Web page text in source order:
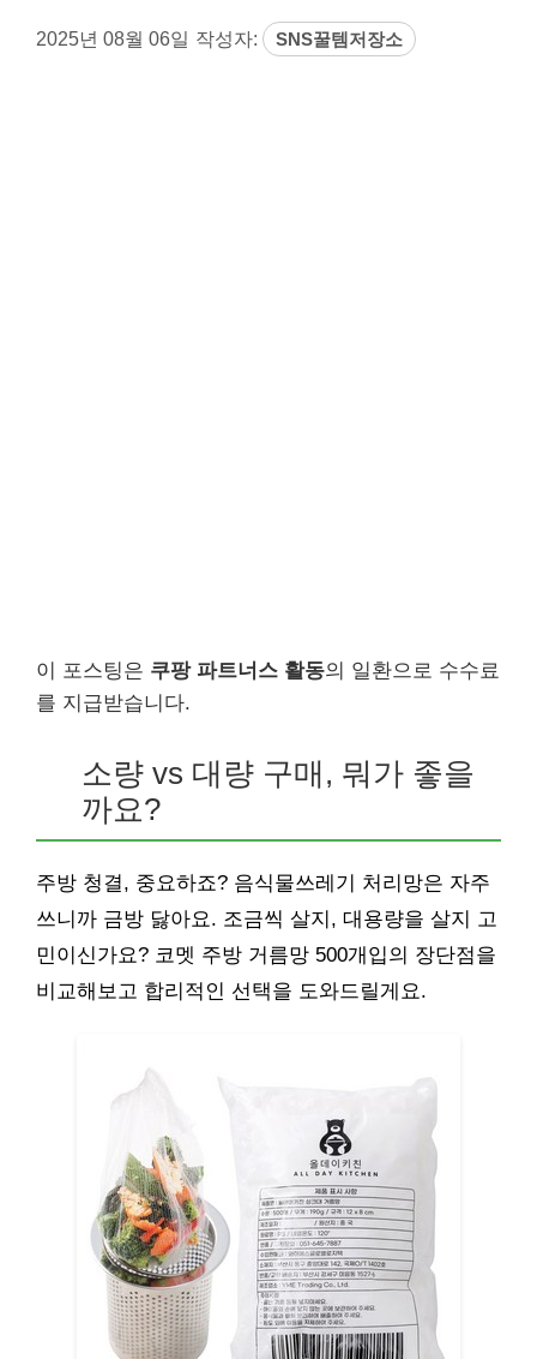
2025년 08월 06일 작성자: SNS꿀템저장소
이 포스팅은 쿠팡 파트너스 활동의 일환으로 수수료
를 지급받습니다.
소량 vs 대량 구매, 뭐가 좋을
까요?
주방 청결, 중요하죠? 음식물쓰레기 처리망은 자주
쓰니까 금방 닳아요. 조금씩 살지, 대용량을 살지 고
민이신가요? 코멧 주방 거름망 500개입의 장단점을
비교해보고 합리적인 선택을 도와드릴게요.